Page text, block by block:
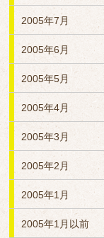
2005年7月
2005年6月
2005年5月
2005年4月
2005年3月
2005年2月
2005年1月
2005年1月以前